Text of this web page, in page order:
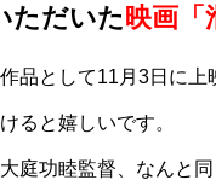
ただいた 映画「
品として11月3日に
ると嬉しいです。
庭功睦監督、なんと